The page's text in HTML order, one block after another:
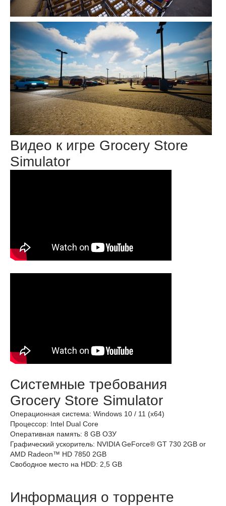
Видео к игре Grocery Store
Simulator
Системные требования
Grocery Store Simulator
Операционная система: Windows 10 / 11 (x64)
Процессор: Intel Dual Core
Оперативная память: 8 GB ОЗУ
Графический ускоритель: NVIDIA GeForce® GT 730 2GB or
AMD Radeon™ HD 7850 2GB
Свободное место на HDD: 2,5 GB
Информация о торренте